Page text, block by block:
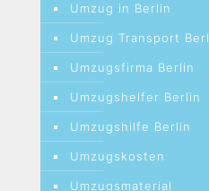
Umzug in Berlin
Umzug Transport
Umzugsfirma Berlin
Umzugshelfer Berlin
Umzugshilfe Berlin
Umzugskosten
Umzugsmaterial